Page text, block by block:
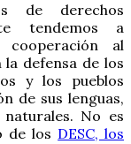
de derechos
tendemos a
al
defensa de los
y los pueblos
de sus lenguas,
No es
de los DESC, los